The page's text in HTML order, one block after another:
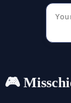
🎮